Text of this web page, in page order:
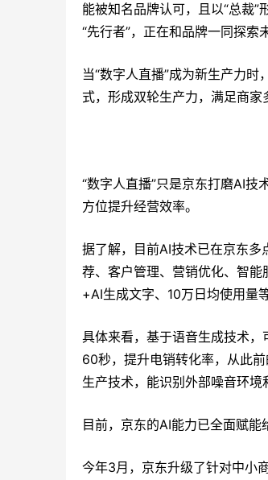
能被知名品牌认可，且以“总裁
“先行者”，正在和品牌一同探索
当“数字人直播”成为新生产力
式，形成双轮生产力，满足商家
“数字人直播”只是京东打磨AI
方位提升经营效率。
据了解，目前AI技术已在京东
荐、客户管理、营销优化、智
+AI生成文字、10万日均使用量
具体来看，基于语音生成技术
60秒，提升电销转化率，从此
生产技术，能识别外部噪音环境
目前，京东的AI能力已全面赋能
今年3月，京东升级了针对中小